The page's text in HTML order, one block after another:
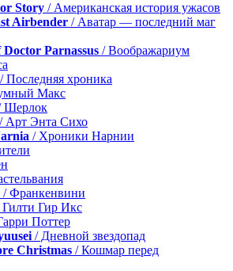
Story / Американская история ужасов
Airbender / Аватар — последний маг
Parnassus / Воображариум
/ Последняя хроника
Макс
Шерлок
/ Арт Энта Сихо
/ Хроники Нарнии
/ Франкенвини
Гилти Гир Икс
Поттер
/ Дневной звездопад
Christmas / Кошмар перед